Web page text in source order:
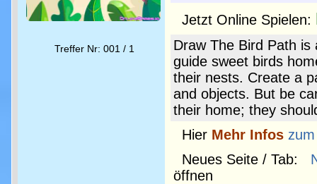
Treffer Nr: 001 / 1
Jetzt Online Spielen:
Draw The Bird Path
guide sweet birds
their nests. Create a
and objects. But be
their home; they
Hier Mehr Infos
Neues Seite / Tab:
öffnen